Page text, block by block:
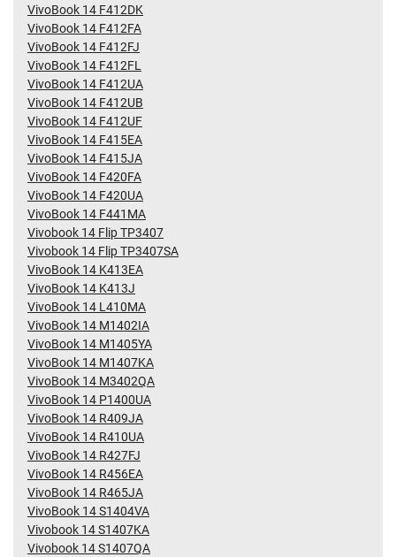
VivoBook 14 F412DK
VivoBook 14 F412FA
VivoBook 14 F412FJ
VivoBook 14 F412FL
VivoBook 14 F412UA
VivoBook 14 F412UB
VivoBook 14 F412UF
VivoBook 14 F415EA
VivoBook 14 F415JA
VivoBook 14 F420FA
VivoBook 14 F420UA
VivoBook 14 F441MA
Vivobook 14 Flip TP3407
Vivobook 14 Flip TP3407SA
VivoBook 14 K413EA
VivoBook 14 K413J
VivoBook 14 L410MA
VivoBook 14 M1402IA
VivoBook 14 M1405YA
VivoBook 14 M1407KA
VivoBook 14 M3402QA
VivoBook 14 P1400UA
VivoBook 14 R409JA
VivoBook 14 R410UA
VivoBook 14 R427FJ
VivoBook 14 R456EA
VivoBook 14 R465JA
VivoBook 14 S1404VA
Vivobook 14 S1407KA
Vivobook 14 S1407QA